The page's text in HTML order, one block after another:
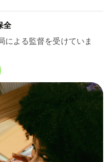
全
による監督を受けていま